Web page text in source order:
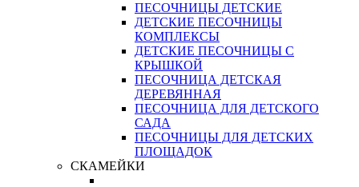
ПЕСОЧНИЦЫ ДЕТСКИЕ
ДЕТСКИЕ ПЕСОЧНИЦЫ
КОМПЛЕКСЫ
ДЕТСКИЕ ПЕСОЧНИЦЫ С
КРЫШКОЙ
ПЕСОЧНИЦА ДЕТСКАЯ
ДЕРЕВЯННАЯ
ПЕСОЧНИЦА ДЛЯ ДЕТСКОГО
САДА
ПЕСОЧНИЦЫ ДЛЯ ДЕТСКИХ
ПЛОЩАДОК
СКАМЕЙКИ